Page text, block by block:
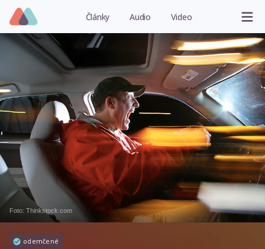
Články Audio Video
Foto: Thinkstock.com
odemčené